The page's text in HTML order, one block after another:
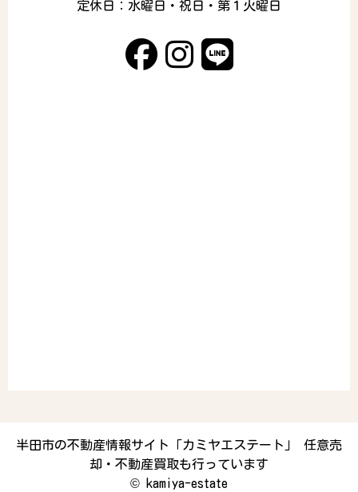
定休日：水曜日・祝日・第１火曜日
半田市の不動産情報サイト「カミヤエステート」 任意売
却・不動産買取も行っています
©
kamiya-estate